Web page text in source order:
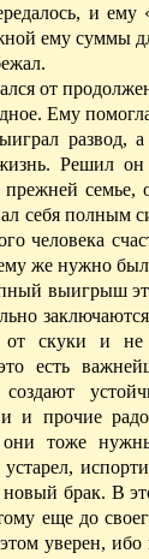
и
ему суммы
от
Ему
развод,
Решил он
семье,
себя полным
человека
же нужно
выигрыш
скуки и не
есть
и прочие
тоже
устарел,
брак. В
еще до
уверен, ибо